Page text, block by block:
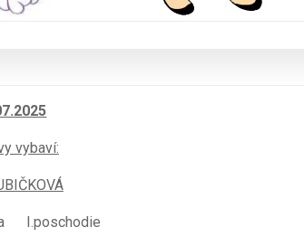
vybaví:
I.poschodie